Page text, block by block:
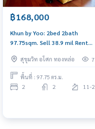
฿168,000
Khun by Yoo: 2bed 2bath
97.75sqm. Sell 38.9 mil Rent
สุขุมวิท อโศก ทองหล่อ
พื้นที่ : 97.75 ตร.ม.
2 2 11-